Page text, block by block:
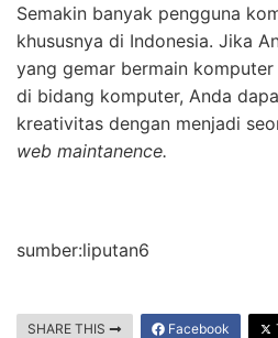
Semakin banyak pengguna
khususnya di Indonesia. Jika
yang gemar bermain
di bidang komputer, Anda
kreativitas dengan menjadi
web maintanence.
sumber:liputan6
SHARE THIS Facebook